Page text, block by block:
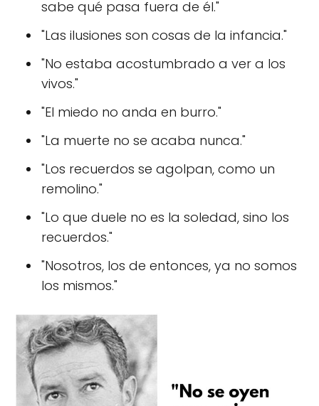
sabe qué pasa fuera de él."
"Las ilusiones son cosas de la infancia."
"No estaba acostumbrado a ver a los
vivos."
"El miedo no anda en burro."
"La muerte no se acaba nunca."
"Los recuerdos se agolpan, como un
remolino."
"Lo que duele no es la soledad, sino los
recuerdos."
"Nosotros, los de entonces, ya no somos
los mismos."